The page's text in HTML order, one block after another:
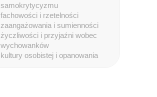
samokrytycyzmu
fachowości i rzetelności
zaangażowania i sumienności
życzliwości i przyjaźni wobec
wychowanków
kultury osobistej i opanowania